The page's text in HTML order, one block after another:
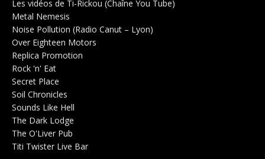
Les vidéos de Ti-Rickou (Chaîne You Tube)
Metal Nemesis
Noise Pollution (Radio Canut – Lyon)
Over Eighteen Motors
Replica Promotion
Rock 'n' Eat
Secret Place
Soil Chronicles
Sounds Like Hell
The Dark Lodge
The O'Liver Pub
Titi Twister Live Bar